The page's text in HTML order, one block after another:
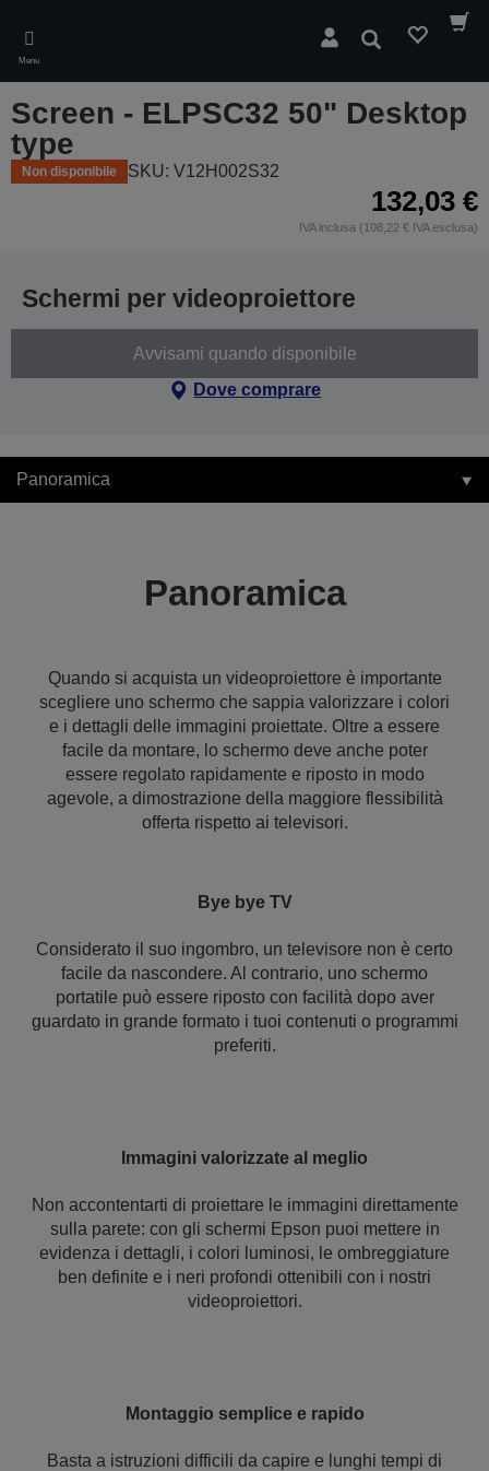
main
content
Menu
Cerca
Screen - ELPSC32 50" Desktop
type
Non disponibile SKU: V12H002S32
132,03 €
IVA inclusa (108,22 € IVA esclusa)
Schermi per videoproiettore
Avvisami quando disponibile
Dove comprare
Panoramica
Panoramica
Quando si acquista un videoproiettore è importante
scegliere uno schermo che sappia valorizzare i colori
e i dettagli delle immagini proiettate. Oltre a essere
facile da montare, lo schermo deve anche poter
essere regolato rapidamente e riposto in modo
agevole, a dimostrazione della maggiore flessibilità
offerta rispetto ai televisori.
Bye bye TV
Considerato il suo ingombro, un televisore non è certo
facile da nascondere. Al contrario, uno schermo
portatile può essere riposto con facilità dopo aver
guardato in grande formato i tuoi contenuti o programmi
preferiti.
Immagini valorizzate al meglio
Non accontentarti di proiettare le immagini direttamente
sulla parete: con gli schermi Epson puoi mettere in
evidenza i dettagli, i colori luminosi, le ombreggiature
ben definite e i neri profondi ottenibili con i nostri
videoproiettori.
Montaggio semplice e rapido
Basta a istruzioni difficili da capire e lunghi tempi di